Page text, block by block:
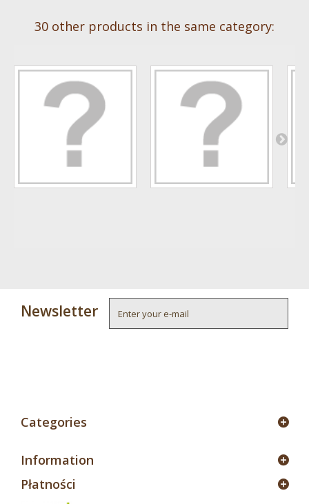
30 other products in the same category:
Newsletter
Categories
Information
Płatności